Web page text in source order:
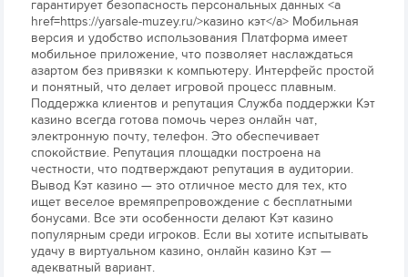
гарантирует безопасность персональных данных <a
href=https://yarsale-muzey.ru/>казино кэт</a> Мобильная
версия и удобство использования Платформа имеет
мобильное приложение, что позволяет наслаждаться
азартом без привязки к компьютеру. Интерфейс простой
и понятный, что делает игровой процесс плавным.
Поддержка клиентов и репутация Служба поддержки Кэт
казино всегда готова помочь через онлайн чат,
электронную почту, телефон. Это обеспечивает
спокойствие. Репутация площадки построена на
честности, что подтверждают репутация в аудитории.
Вывод Кэт казино — это отличное место для тех, кто
ищет веселое времяпрепровождение с бесплатными
бонусами. Все эти особенности делают Кэт казино
популярным среди игроков. Если вы хотите испытывать
удачу в виртуальном казино, онлайн казино Кэт —
адекватный вариант.